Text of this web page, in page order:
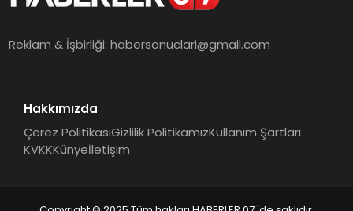
Reklam & İşbirliği:habersonuclari@gmail.com
Hakkımızda
Çerez PolitikasıGizlilik PolitikamızKullanım Şartları
KVKKKünyeİletişim